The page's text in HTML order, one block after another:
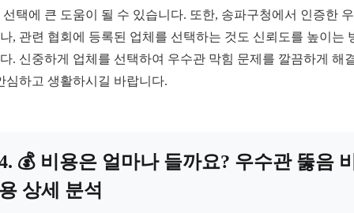
선택에 큰 도움이 될 수 있습니다. 또한, 송파구청에서 인증한
, 관련 협회에 등록된 업체를 선택하는 것도 신뢰도를 높이는
. 신중하게 업체를 선택하여 우수관 막힘 문제를 깔끔하게 해
심하고 생활하시길 바랍니다.
💰 비용은 얼마나 들까요? 우수관 뚫음
상세 분석